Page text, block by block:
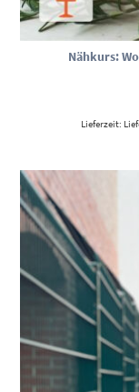
Nähkurs:
Lieferzeit: